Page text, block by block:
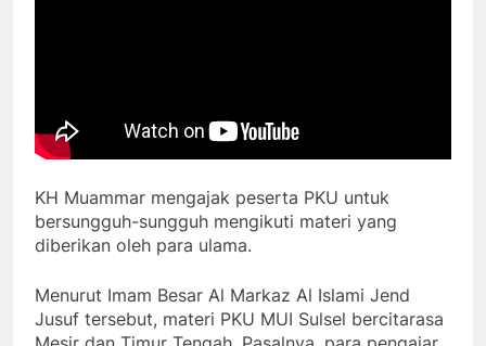
KH Muammar mengajak peserta PKU untuk
bersungguh-sungguh mengikuti materi yang
diberikan oleh para ulama.
Menurut Imam Besar Al Markaz Al Islami Jend
Jusuf tersebut, materi PKU MUI Sulsel bercitarasa